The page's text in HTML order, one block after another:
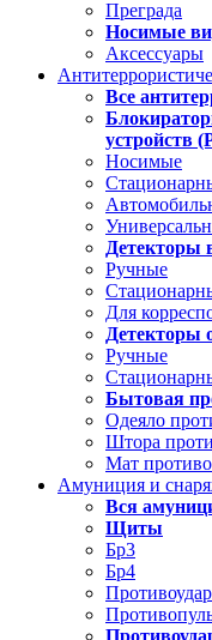
Преграда
Носимые
Аксессуары
Все
устройств
Носимые
Детекторы
Ручные
Для
Детекторы
Ручные
Бытовая
Одеяло
Штора
Мат
Амуниция и
Вся
Щиты
Бр3
Бр4